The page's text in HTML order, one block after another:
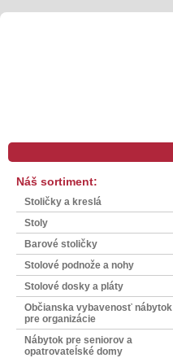
Náš sortiment:
Stoličky a kreslá
Stoly
Barové stoličky
Stolové podnože a nohy
Stolové dosky a pláty
Občianska vybavenosť nábytok
pre organizácie
Nábytok pre seniorov a
opatrovateĺské domy